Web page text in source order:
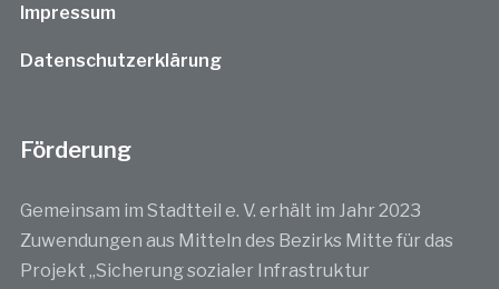
Impressum
Datenschutzerklärung
Förderung
Gemeinsam im Stadtteil e. V. erhält im Jahr 2023
Zuwendungen aus Mitteln des Bezirks Mitte für das
Projekt „Sicherung sozialer Infrastruktur